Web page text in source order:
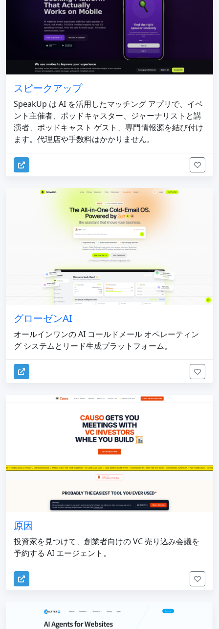
スピークアップ
SpeakUp は AI を活用したマッチング アプリで、イベ
ント主催者、ポッドキャスター、ジャーナリストと講
演者、ポッドキャスト ゲスト、専門情報源を結び付け
ます。代理店や手数料はかかりません。
グローゼンAI
オールインワンの AI コールドメール オペレーティン
グ システムとリード生成プラットフォーム。
原因
投資家を見つけて、創業者向けの VC 売り込み会議を
予約する AI エージェント。